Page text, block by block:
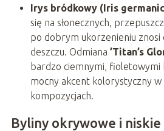
Irys bródkowy (Iris
się na słonecznych,
po dobrym ukorzenieniu znosi
deszczu. Odmiana ’Titan’s
bardzo ciemnymi, fioletowymi
mocny akcent kolorystyczny w
kompozycjach.
Byliny okrywowe i